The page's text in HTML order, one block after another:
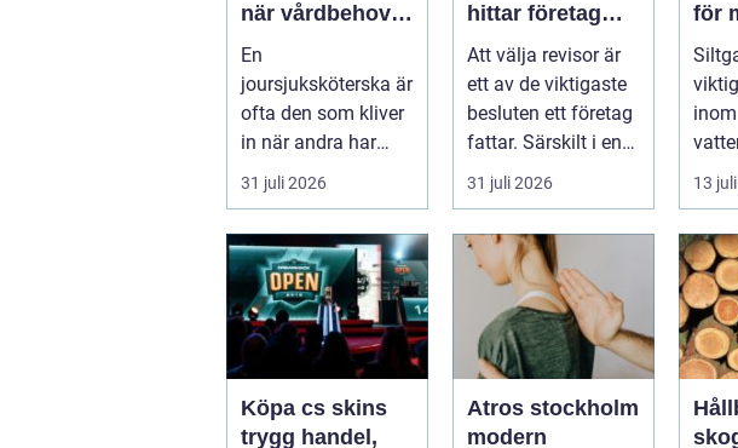
när vårdbehov
uppstår dygnet
runt
En
joursjuksköterska är
ofta den som kliver
in när andra har
gått hem för dagen.
kvällar,...
31 juli 2026
hittar företag
rätt partner för
trygg tillväxt
Att välja revisor är
ett av de viktigaste
besluten ett företag
fattar. Särskilt i en
företagsintensi...
31 juli 2026
för
inom
i...
13
Köpa cs skins
trygg handel,
Atros stockholm
modern